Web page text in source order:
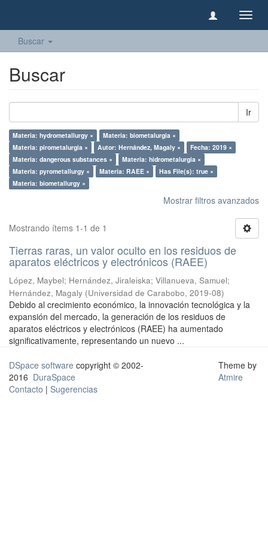
Buscar
Buscar
Ir
Materia: hydrometallurgy ×
Materia: biometalurgia ×
Materia: pirometalurgia ×
Autor: Hernández, Magaly ×
Fecha: 2019 ×
Materia: dangerous substances ×
Materia: hidrometalurgia ×
Materia: pyrometallurgy ×
Materia: RAEE ×
Has File(s): true ×
Materia: biometallurgy ×
Mostrar filtros avanzados
Mostrando ítems 1-1 de 1
Tierras raras, un valor oculto en los residuos de
aparatos eléctricos y electrónicos (RAEE)
López, Maybel; Hernández, Jiraleiska; Villanueva, Samuel;
Hernández, Magaly (Universidad de Carabobo, 2019-08)
Debido al crecimiento económico, la innovación tecnológica y la
expansión del mercado, la generación de los residuos de
aparatos eléctricos y electrónicos (RAEE) ha aumentado
significativamente, representando un nuevo ...
DSpace software copyright © 2002-
2016 DuraSpace
Contacto | Sugerencias
Theme by
Atmire